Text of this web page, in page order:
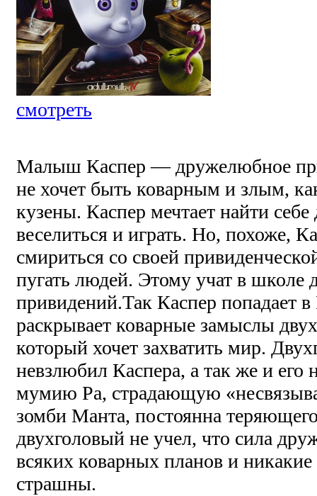
смотреть
Малыш Каспер — дружелюбное
не хочет быть коварным и злым,
кузены. Каспер мечтает найти
веселиться и играть. Но, похоже,
смириться со своей
пугать людей. Этому учат в школе
привидений.Так Каспер попадает
раскрывает коварные замыслы
который хочет захватить мир.
невзлюбил Каспера, а так же и
мумию Ра, страдающую
зомби Манта, постоянна
двухголовый не учел, что сила
всяких коварных планов и
страшны.